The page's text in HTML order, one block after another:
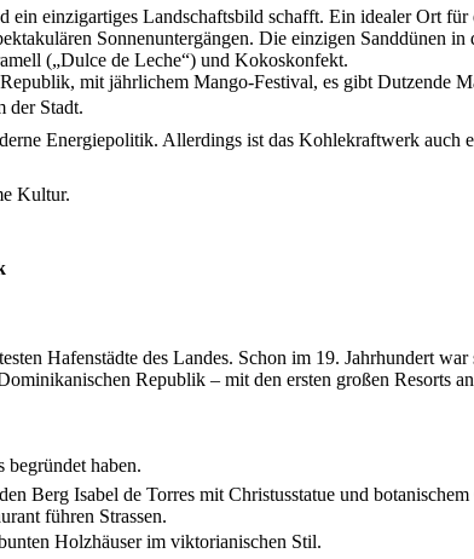
einzigartiges Landschaftsbild schafft. Ein idealer Ort für
Sonnenuntergängen. Die einzigen Sanddünen
(„Dulce de Leche“) und Kokoskonfekt.
mit jährlichem Mango‑Festival, es gibt Dutzende
der Stadt.
Energiepolitik. Allerdings ist das Kohlekraftwerk auch
Kultur.
Hafenstädte des Landes. Schon im 19. Jahrhundert
Republik – mit den ersten großen Resorts
haben.
Berg Isabel de Torres mit Christusstatue und
führen Strassen.
Holzhäuser im viktorianischen Stil.